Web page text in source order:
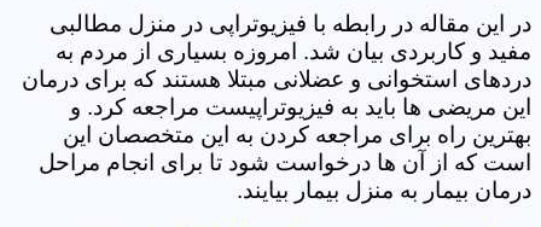
در این مقاله در رابطه با فیزیوتراپی در منزل مطالبی
مفید و کاربردی بیان شد. امروزه بسیاری از مردم به
دردهای استخوانی و عضلانی مبتلا هستند که برای درمان
این مریضی ها باید به فیزیوتراپیست مراجعه کرد. و
بهترین راه برای مراجعه کردن به این متخصصان این
است که از آن ها درخواست شود تا برای انجام مراحل
درمان بیمار به منزل بیمار بیایند.